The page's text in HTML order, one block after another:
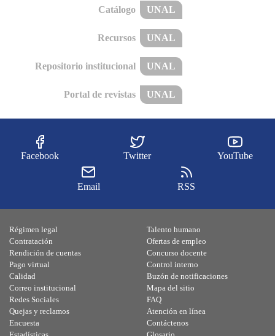
Catálogo UNAL
Recursos UNAL
Repositorio institucional UNAL
Portal de revistas UNAL
Facebook Twitter YouTube
Email RSS
Régimen legal
Contratación
Rendición de cuentas
Pago virtual
Calidad
Talento humano
Ofertas de empleo
Concurso docente
Control interno
Buzón de notificaciones
Correo institucional
Redes Sociales
Quejas y reclamos
Encuesta
Mapa del sitio
FAQ
Atención en línea
Contáctenos